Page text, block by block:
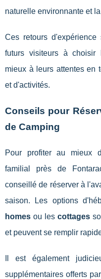
naturelle environnante et
Ces retours
futurs visiteurs à
mieux à leurs attentes en
et d'activités.
Conseils pour
de Camping
Pour profiter au mieux
familial près de
conseillé de réserver à
saison. Les options
homes ou les cottages
et peuvent se remplir
Il est également
supplémentaires offerts